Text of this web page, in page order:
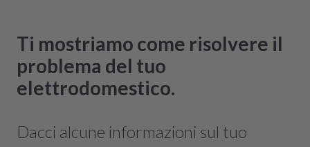
Ti mostriamo come risolvere il
problema del tuo
elettrodomestico.
Dacci alcune informazioni sul tuo